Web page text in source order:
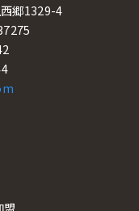
郷1329-4
盟